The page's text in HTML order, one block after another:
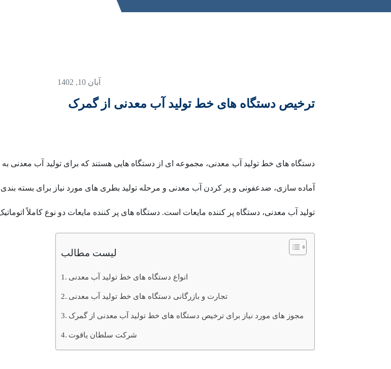
آبان 10, 1402
ترخیص دستگاه های خط تولید آب معدنی از گمرک
دستگاه های خط تولید آب معدنی، مجموعه ای از دستگاه هایی هستند که برای تولید آب معدنی
آماده سازی، ضدعفونی و پر کردن آب معدنی و مرحله تولید بطری های مورد نیاز برای بسته
تولید آب معدنی، دستگاه پر کننده مایعات است. دستگاه های پر کننده مایعات دو نوع کاملاً اتوماتیک
لیست مطالب
انواع دستگاه های خط تولید آب معدنی
تجارت و بازرگانی دستگاه های خط تولید آب معدنی
مجوز های مورد نیاز برای ترخیص دستگاه های خط تولید آب معدنی از گمرک
شرکت سلطان یاقوت